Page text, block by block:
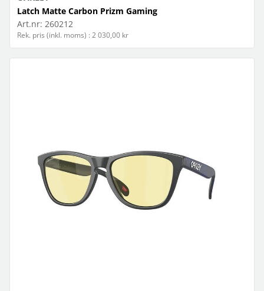
Latch Matte Carbon Prizm Gaming
Art.nr: 260212
Rek. pris (inkl. moms) : 2 030,00 kr